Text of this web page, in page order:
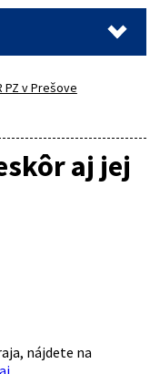
PZ v Prešove
aj jej
nájdete na